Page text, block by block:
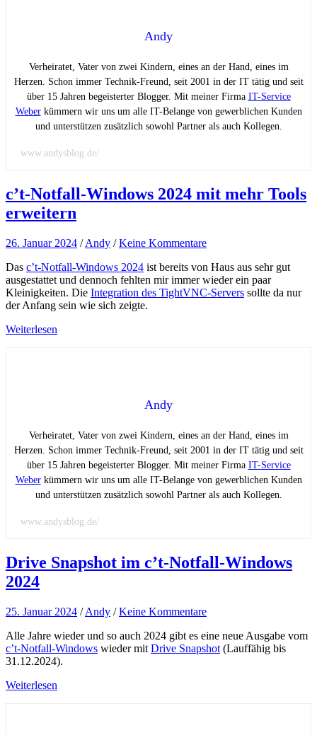
Andy
Verheiratet, Vater von zwei Kindern, eines an der Hand, eines im
Herzen. Schon immer Technik-Freund, seit 2001 in der IT tätig und seit
über 15 Jahren begeisterter Blogger. Mit meiner Firma IT-Service
Weberkümmern wir uns um alle IT-Belange von gewerblichen Kunden
und unterstützen zusätzlich sowohl Partner als auch Kollegen.
www.andysblog.de/
c’t-Notfall-Windows 2024 mit mehr Tools
erweitern
26. Januar 2024 /Andy /Keine Kommentare
Das c’t-Notfall-Windows 2024 ist bereits von Haus aus sehr gut
ausgestattet und dennoch fehlten mir immer wieder ein paar
Kleinigkeiten. Die Integration des TightVNC-Servers sollte da nur
der Anfang sein wie sich zeigte.
Weiterlesen
Andy
Verheiratet, Vater von zwei Kindern, eines an der Hand, eines im
Herzen. Schon immer Technik-Freund, seit 2001 in der IT tätig und seit
über 15 Jahren begeisterter Blogger. Mit meiner Firma IT-Service
Weberkümmern wir uns um alle IT-Belange von gewerblichen Kunden
und unterstützen zusätzlich sowohl Partner als auch Kollegen.
www.andysblog.de/
Drive Snapshot im c’t-Notfall-Windows
2024
25. Januar 2024 /Andy /Keine Kommentare
Alle Jahre wieder und so auch 2024 gibt es eine neue Ausgabe vom
c’t-Notfall-Windows wieder mit Drive Snapshot (Lauffähig bis
31.12.2024).
Weiterlesen